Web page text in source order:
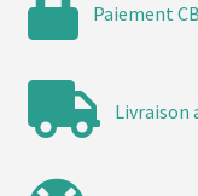
Paiement
Livraison